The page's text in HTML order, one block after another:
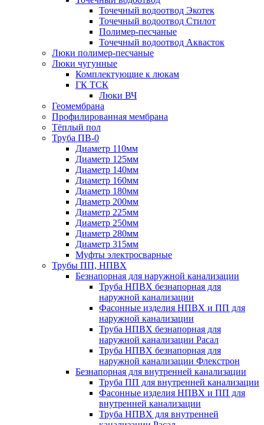
Точечный водоотвод Экотек
Точечный водоотвод Стилот
Полимер-песчаные
Точечный водоотвод Аквасток
Люки полимер-песчаные
Люки чугунные
Комплектующие к люкам
ГК ТСК
Люки ВЧ
Геомембрана
Профилированная мембрана
Тёплый пол
Труба ПВ-0
Диаметр 110мм
Диаметр 125мм
Диаметр 140мм
Диаметр 160мм
Диаметр 180мм
Диаметр 200мм
Диаметр 225мм
Диаметр 250мм
Диаметр 280мм
Диаметр 315мм
Муфты электросварные
Трубы ПП, НПВХ
Безнапорная для наружной канализации
Труба НПВХ безнапорная для
наружной канализации
Фасонные изделия НПВХ и ПП для
наружной канализации
Труба НПВХ безнапорная для
наружной канализации Расал
Труба НПВХ безнапорная для
наружной канализации Флекстрон
Безнапорная для внутренней канализации
Труба ПП для внутренней канализации
Фасонные изделия НПВХ и ПП для
внутренней канализации
Труба НПВХ для внутренней